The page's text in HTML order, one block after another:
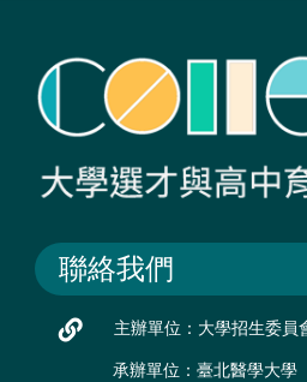
聯絡我們
主辦單位：大學招生委員
承辦單位：臺北醫學大學